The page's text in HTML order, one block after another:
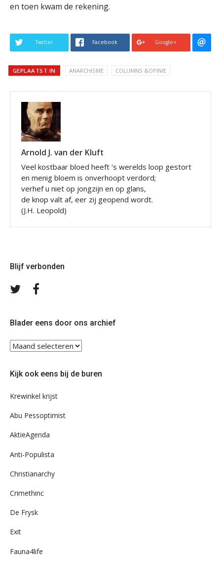
en toen kwam de rekening.
Twitter Facebook Google+
GEPLAATST IN ANARCHISME COLUMNS &OPINIE
Arnold J. van der Kluft
Veel kostbaar bloed heeft 's werelds loop gestort
en menig bloem is onverhoopt verdord;
verhef u niet op jongzijn en op glans,
de knop valt af, eer zij geopend wordt.
(J.H. Leopold)
Blijf verbonden
Volg
Blader eens door ons archief
Blader
eens
ons
Kijk ook eens bij de buren
Krewinkel krijst
Abu Pessoptimist
AktieAgenda
Anti-Populista
Christianarchy
Crimethinc
De Frysk
Exit
Fauna4life